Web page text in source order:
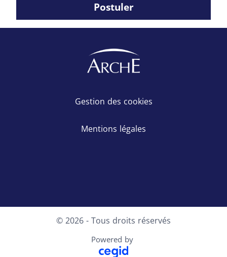
Postuler
Gestion des cookies
Mentions légales
© 2026 - Tous droits réservés
Powered by